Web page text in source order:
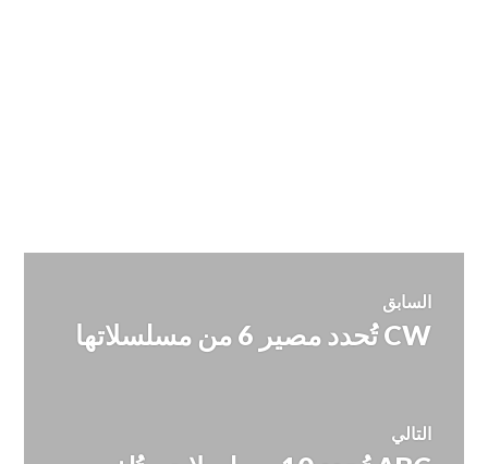
تصفّح
المقالات
السابق
المقالة
CW تُحدد مصير 6 من مسلسلاتها
التالي